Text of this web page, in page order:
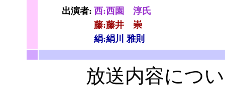
出演者: 西:西園 淳氏
藤:藤井 崇
絹:絹川 雅則
放送内容につい